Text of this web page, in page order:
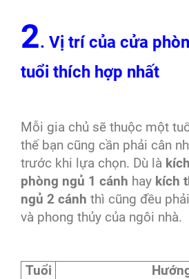
2. Vị trí của cửa
tuổi thích hợp nhất
Mỗi gia chủ sẽ thuộc một
thế bạn cũng cần phải cân
trước khi lựa chọn. Dù là
phòng ngủ 1 cánh hay kích
ngủ 2 cánh thì cũng đều
và phong thủy của ngôi nhà.
Tuổi